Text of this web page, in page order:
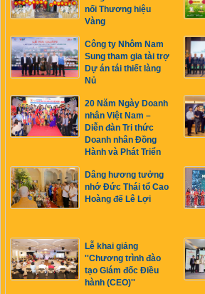
nối Thương hiệu
Vàng
Công ty Nhôm Nam
Sung tham gia tài trợ
Dự án tái thiết làng
Nủ
20 Năm Ngày Doanh
nhân Việt Nam –
Diễn đàn Tri thức
Doanh nhân Đồng
Hành và Phát Triển
Dâng hương tưởng
nhớ Đức Thái tổ Cao
Hoàng đế Lê Lợi
Lễ khai giảng
''Chương trình đào
tạo Giám đốc Điều
hành (CEO)''